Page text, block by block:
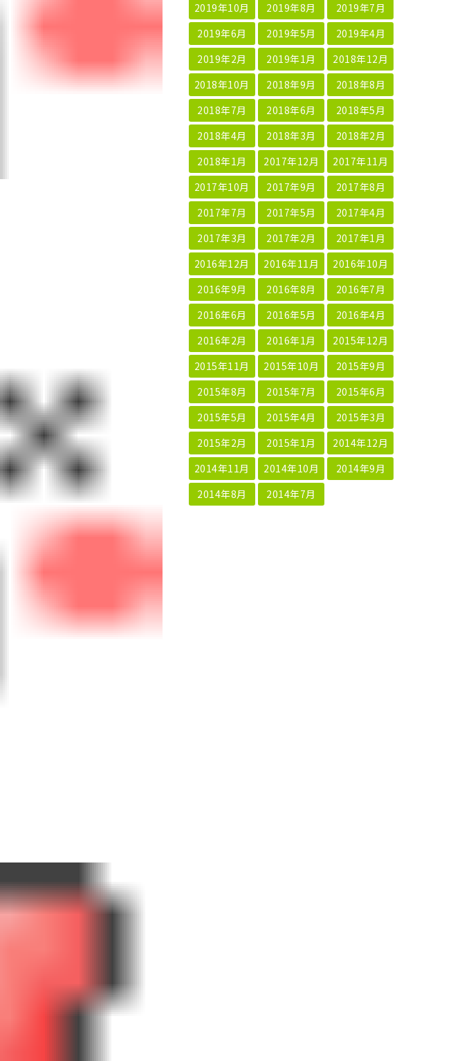
2019年10月
2019年8月
2019年7月
2019年6月
2019年5月
2019年4月
2019年2月
2019年1月
2018年12月
2018年10月
2018年9月
2018年8月
2018年7月
2018年6月
2018年5月
2018年4月
2018年3月
2018年2月
2018年1月
2017年12月
2017年11月
2017年10月
2017年9月
2017年8月
2017年7月
2017年5月
2017年4月
2017年3月
2017年2月
2017年1月
2016年12月
2016年11月
2016年10月
2016年9月
2016年8月
2016年7月
2016年6月
2016年5月
2016年4月
2016年2月
2016年1月
2015年12月
2015年11月
2015年10月
2015年9月
2015年8月
2015年7月
2015年6月
2015年5月
2015年4月
2015年3月
2015年2月
2015年1月
2014年12月
2014年11月
2014年10月
2014年9月
2014年8月
2014年7月